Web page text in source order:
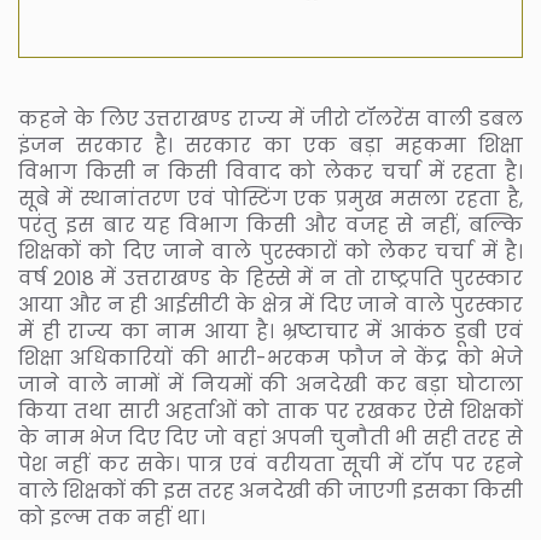
कहने के लिए उत्तराखण्ड राज्य में जीरो टॉलरेंस वाली डबल
इंजन सरकार है। सरकार का एक बड़ा महकमा शिक्षा
विभाग किसी न किसी विवाद को लेकर चर्चा में रहता है।
सूबे में स्थानांतरण एवं पोस्टिंग एक प्रमुख मसला रहता है,
परंतु इस बार यह विभाग किसी और वजह से नहीं, बल्कि
शिक्षकों को दिए जाने वाले पुरस्कारों को लेकर चर्चा में है।
वर्ष 2018 में उत्तराखण्ड के हिस्से में न तो राष्ट्रपति पुरस्कार
आया और न ही आईसीटी के क्षेत्र में दिए जाने वाले पुरस्कार
में ही राज्य का नाम आया है। भ्रष्टाचार में आकंठ डूबी एवं
शिक्षा अधिकारियों की भारी-भरकम फौज ने केंद्र को भेजे
जाने वाले नामों में नियमों की अनदेखी कर बड़ा घोटाला
किया तथा सारी अहर्ताओं को ताक पर रखकर ऐसे शिक्षकों
के नाम भेज दिए दिए जो वहां अपनी चुनौती भी सही तरह से
पेश नहीं कर सके। पात्र एवं वरीयता सूची में टॉप पर रहने
वाले शिक्षकों की इस तरह अनदेखी की जाएगी इसका किसी
को इल्म तक नहीं था।